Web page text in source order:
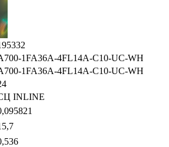
1FA36A-4FL14A-C10-UC-WH
1FA36A-4FL14A-C10-UC-WH
INLINE